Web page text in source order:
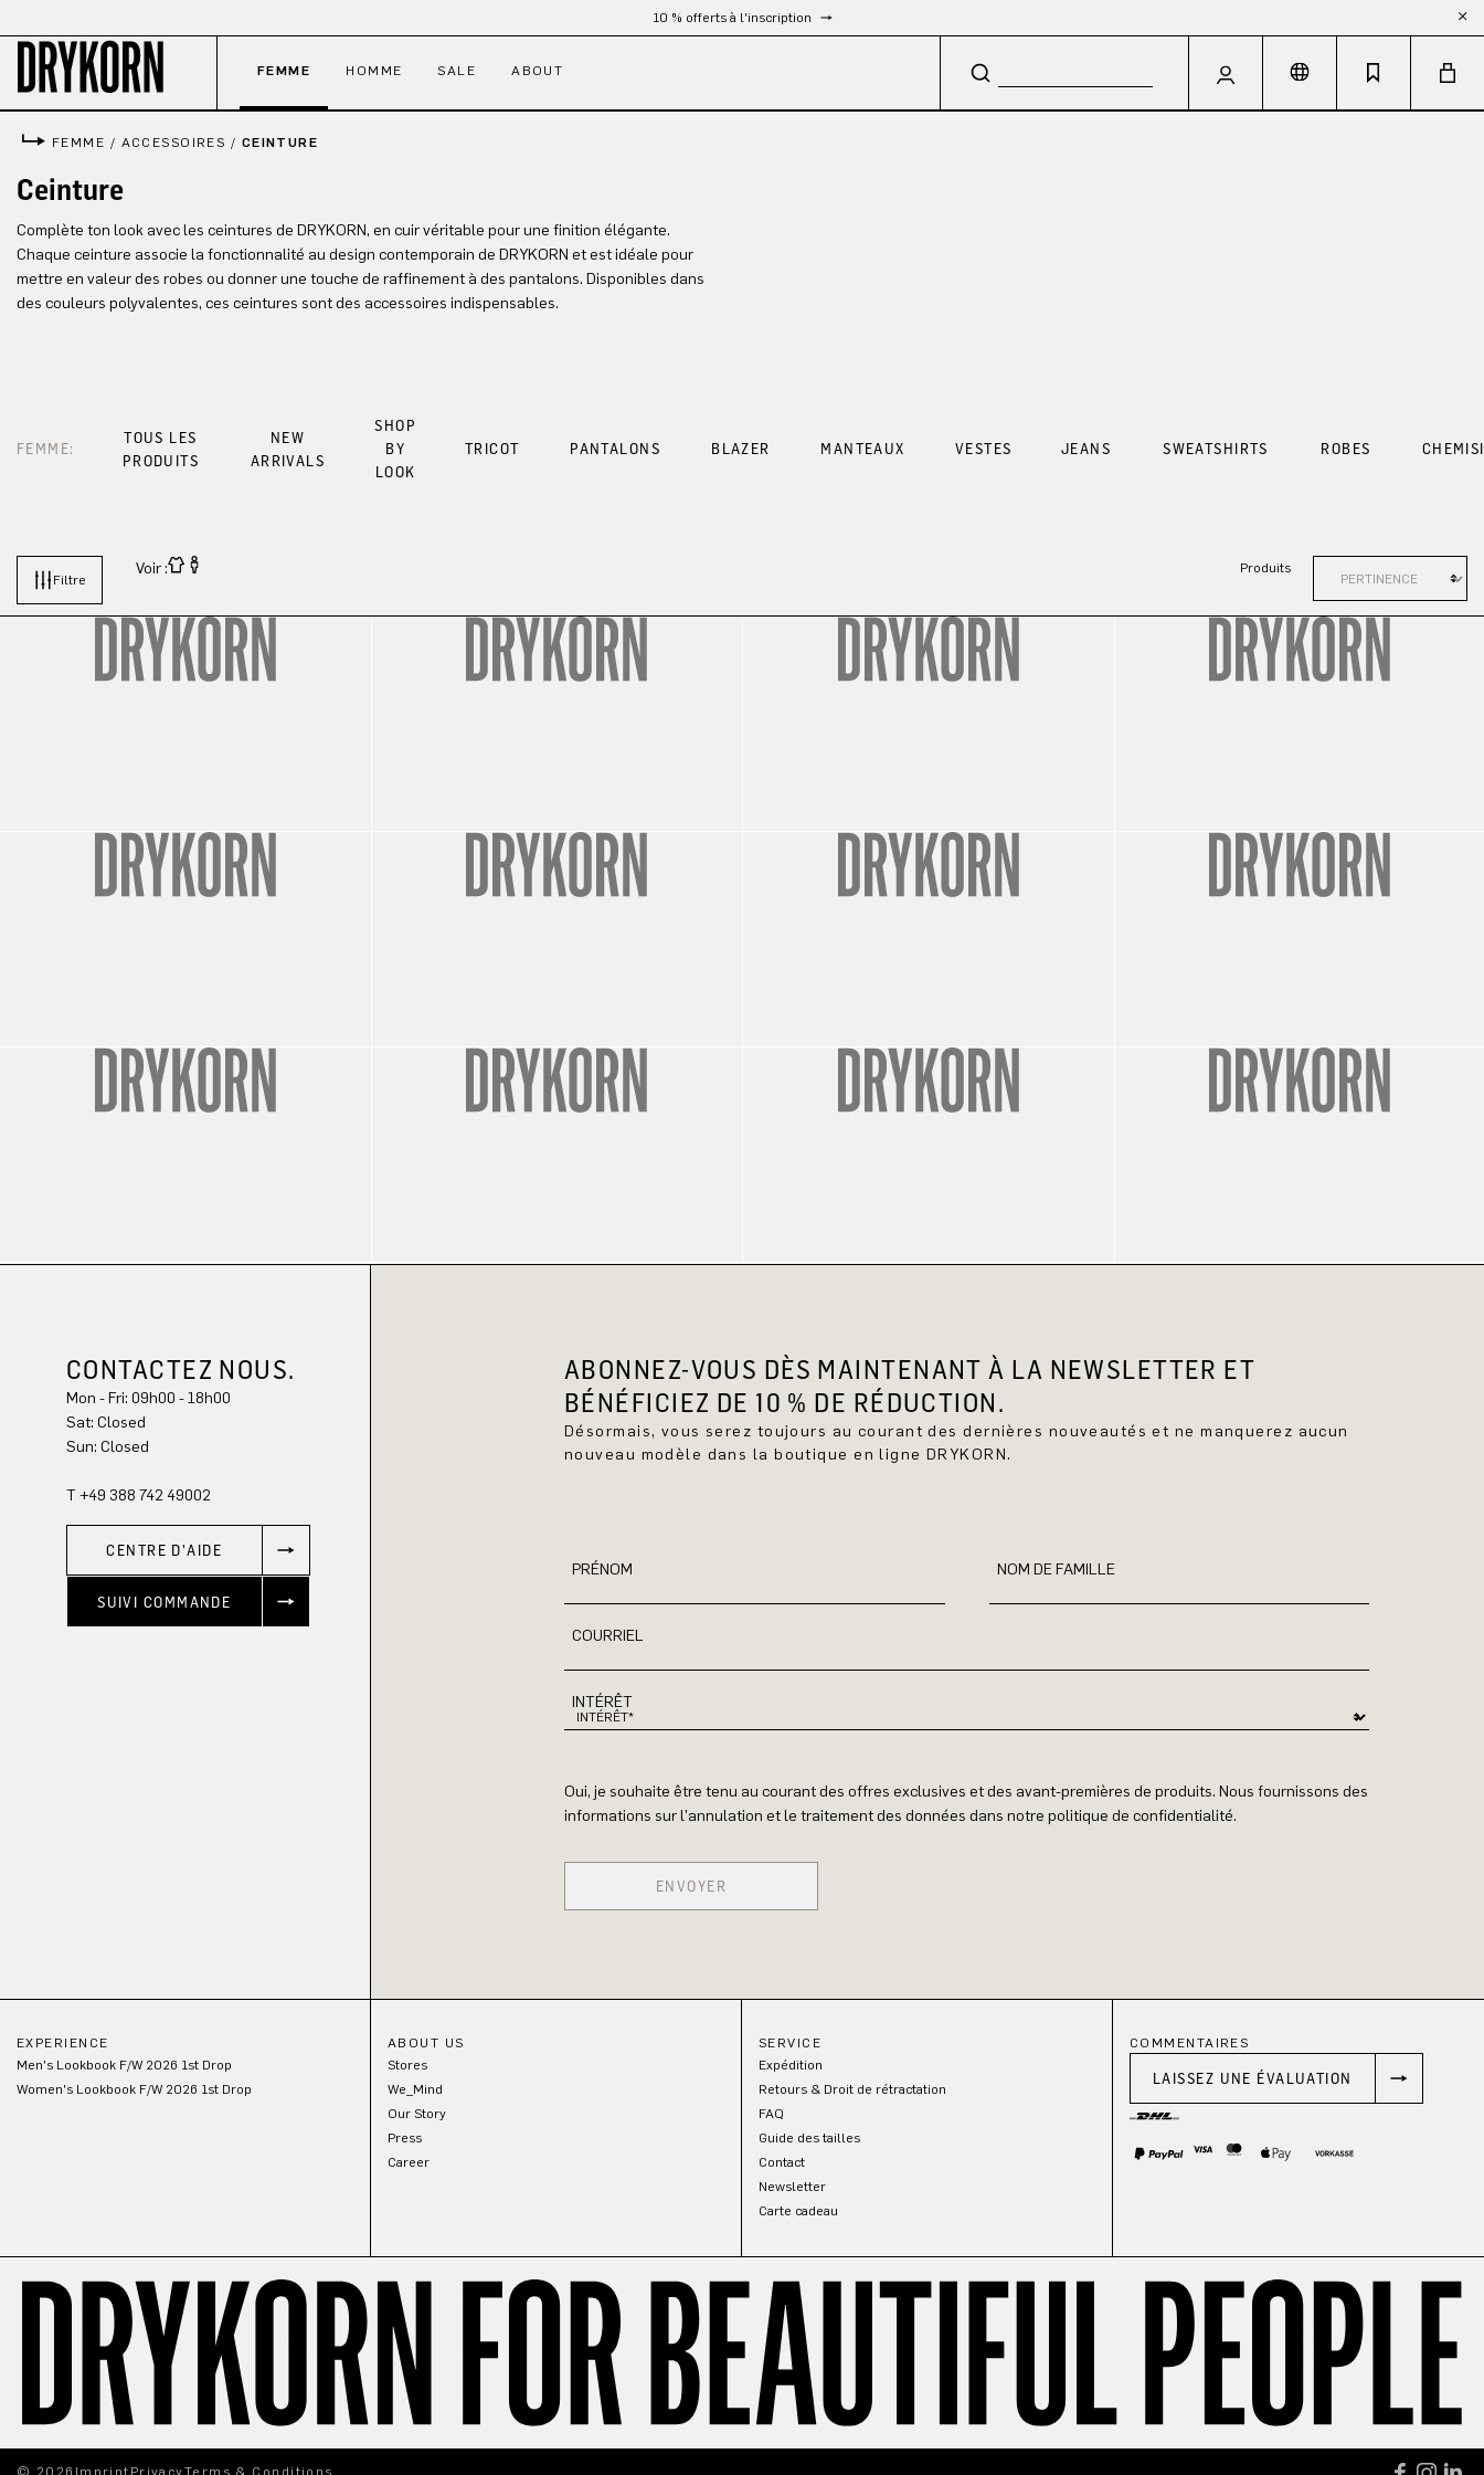
10 % offerts à l'inscription
FEMME HOMME SALE ABOUT
FEMME / ACCESSOIRES / CEINTURE
Ceinture
Complète ton look avec les ceintures de DRYKORN, en cuir véritable pour une finition élégante.
Chaque ceinture associe la fonctionnalité au design contemporain de DRYKORN et est idéale pour
mettre en valeur des robes ou donner une touche de raffinement à des pantalons. Disponibles dans
des couleurs polyvalentes, ces ceintures sont des accessoires indispensables.
FEMME:
TOUS LES
PRODUITS
NEW
ARRIVALS
SHOP
BY
LOOK
TRICOT PANTALONS BLAZER MANTEAUX VESTES JEANS SWEATSHIRTS ROBES
Filtre
Voir : Produits
CONTACTEZ NOUS.
Mon - Fri: 09h00 - 18h00
Sun: Closed
T +49 388 742 49002
CENTRE D'AIDE
SUIVI COMMANDE
ABONNEZ-VOUS DÈS MAINTENANT À LA NEWSLETTER ET
BÉNÉFICIEZ DE 10 % DE RÉDUCTION.
Désormais, vous serez toujours au courant des dernières nouveautés et ne manquerez aucun
nouveau modèle dans la boutique en ligne DRYKORN.
PRÉNOM NOM DE FAMILLE
COURRIEL
INTÉRÊT
Oui, je souhaite être tenu au courant des offres exclusives et des avant-premières de produits. Nous fournissons des
informations sur l'annulation et le traitement des données dans notre politique de confidentialité.
ENVOYER
EXPERIENCE
Men's Lookbook F/W 2026 1st Drop
Women's Lookbook F/W 2026 1st Drop
ABOUT US
Stores
We_Mind
Our Story
Press
Career
SERVICE
Expédition
Retours & Droit de rétractation
FAQ
Guide des tailles
Contact
Newsletter
Carte cadeau
COMMENTAIRES
LAISSEZ UNE ÉVALUATION
© 2026 Imprint PrivacyTerms & Conditions